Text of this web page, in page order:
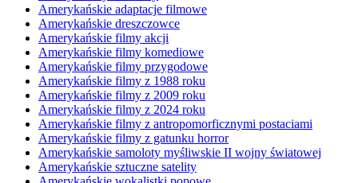
Amerykańskie adaptacje filmowe
Amerykańskie dreszczowce
Amerykańskie filmy akcji
Amerykańskie filmy komediowe
Amerykańskie filmy przygodowe
Amerykańskie filmy z 1988 roku
Amerykańskie filmy z 2009 roku
Amerykańskie filmy z 2024 roku
Amerykańskie filmy z antropomorficznymi postaciami
Amerykańskie filmy z gatunku horror
Amerykańskie samoloty myśliwskie II wojny światowej
Amerykańskie sztuczne satelity